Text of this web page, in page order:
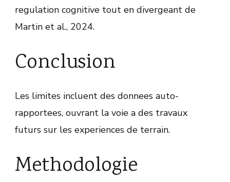
regulation cognitive tout en divergeant de
Martin et al., 2024.
Conclusion
Les limites incluent des donnees auto-
rapportees, ouvrant la voie a des travaux
futurs sur les experiences de terrain.
Methodologie